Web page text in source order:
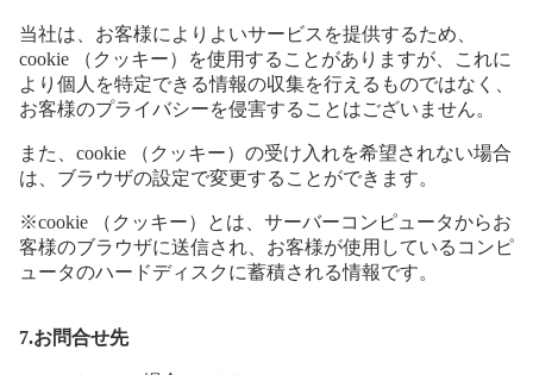
当社は、お客様によりよいサービスを提供するため、
cookie （クッキー）を使用することがありますが、これに
より個人を特定できる情報の収集を行えるものではなく、
お客様のプライバシーを侵害することはございません。
また、cookie （クッキー）の受け入れを希望されない場合
は、ブラウザの設定で変更することができます。
※cookie （クッキー）とは、サーバーコンピュータからお
客様のブラウザに送信され、お客様が使用しているコンピ
ュータのハードディスクに蓄積される情報です。
7.お問合せ先